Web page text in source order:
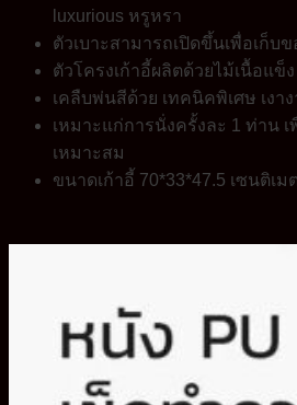
luxurious หรูหรา
ตัวเบาะสามารถเปิดขึ้นเพื่อเก็บ
ตัวโครงเก้าอี้ผลิตด้วยไม้เนื้อแ
เคลืบพ่นสีด้วย เทคนิคพิเศษ เงา
เหมาะแก่การนั่งครั้งละ 1 ท่าน
เหมาะสม
ขนาดเก้าอี้ 70*33*47.5 เซนติเม